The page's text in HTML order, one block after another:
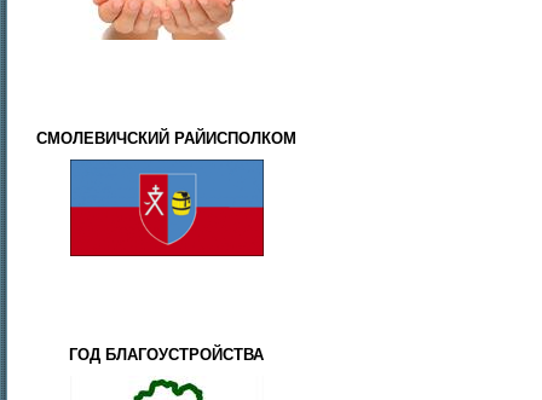
СМОЛЕВИЧСКИЙ РАЙИСПОЛКОМ
ГОД БЛАГОУСТРОЙСТВА